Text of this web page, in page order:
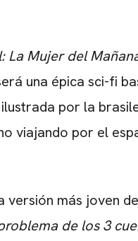
La Mujer del
una épica sci-fi
por la
viajando por el
versión más joven
de los 3